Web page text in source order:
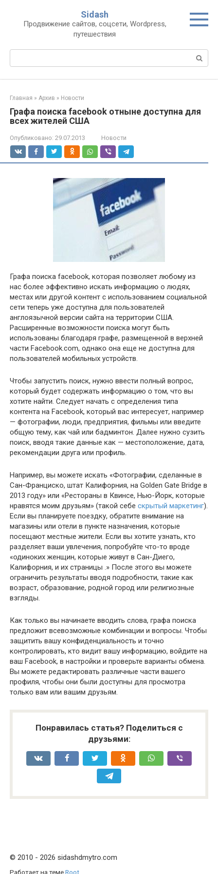
контенту
Sidash
Продвижение сайтов, соцсети, Wordpress,
путешествия
Главная » Архив » Новости
Графа поиска facebook отныне доступна для
всех жителей США
Опубликовано: 29.07.2013 Новости
Графа поиска facebook, которая позволяет любому из
нас более эффективно искать информацию о людях,
местах или другой контент с использованием социальной
сети теперь уже доступна для пользователей
англоязычной версии сайта на территории США.
Расширенные возможности поиска могут быть
использованы благодаря графе, размещенной в верхней
части Facebook.com, однако она еще не доступна для
пользователей мобильных устройств.
Чтобы запустить поиск, нужно ввести полный вопрос,
который будет содержать информацию о том, что вы
хотите найти. Следует начать с определения типа
контента на Facebook, который вас интересует, например
— фотографии, люди, предприятия, фильмы или введите
общую тему, как чай или бадминтон. Далее нужно сузить
поиск, вводя такие данные как — местоположение, дата,
рекомендации друга или профиль.
Например, вы можете искать «Фотографии, сделанные в
Сан-Франциско, штат Калифорния, на Golden Gate Bridge в
2013 году» или «Рестораны в Квинсе, Нью-Йорк, которые
нравятся моим друзьям» (такой себе скрытый маркетинг).
Если вы планируете поездку, обратите внимание на
магазины или отели в пункте назначения, которые
посещают местные жители. Если вы хотите узнать, кто
разделяет ваши увлечения, попробуйте что-то вроде
«одиноких женщин, которые живут в Сан-Диего,
Калифорния, и их страницы .» После этого вы можете
ограничить результаты вводя подробности, такие как
возраст, образование, родной город или религиозные
взгляды.
Как только вы начинаете вводить слова, графа поиска
предложит всевозможные комбинации и вопросы. Чтобы
защитить вашу конфиденциальность и точно
контролировать, кто видит вашу информацию, войдите на
ваш Facebook, в настройки и проверьте варианты обмена.
Вы можете редактировать различные части вашего
профиля, чтобы они были доступны для просмотра
только вам или вашим друзьям.
Понравилась статья? Поделиться с
друзьями:
© 2010 - 2026 sidashdmytro.com
Работает на темеRoot